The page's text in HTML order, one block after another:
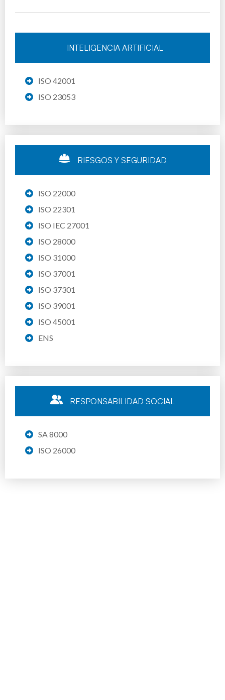
INTELIGENCIA ARTIFICIAL
ISO 42001
ISO 23053
RIESGOS Y SEGURIDAD
ISO 22000
ISO 22301
ISO IEC 27001
ISO 28000
ISO 31000
ISO 37001
ISO 37301
ISO 39001
ISO 45001
ENS
RESPONSABILIDAD SOCIAL
SA 8000
ISO 26000